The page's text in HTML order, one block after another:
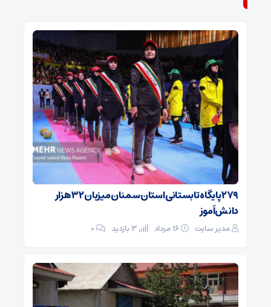
۲۷۹ پایگاه تابستانی استان سمنان میزبان ۳۲ هزار
دانش‌آموز
مدیر سایت ۰